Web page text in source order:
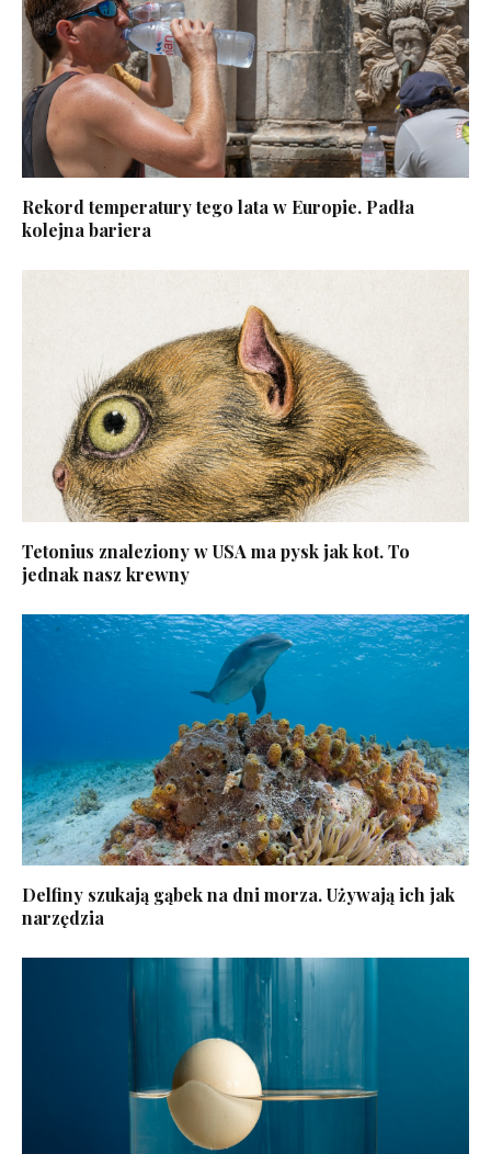
Rekord temperatury tego lata w Europie. Padła
kolejna bariera
Tetonius znaleziony w USA ma pysk jak kot. To
jednak nasz krewny
Delfiny szukają gąbek na dni morza. Używają ich jak
narzędzia